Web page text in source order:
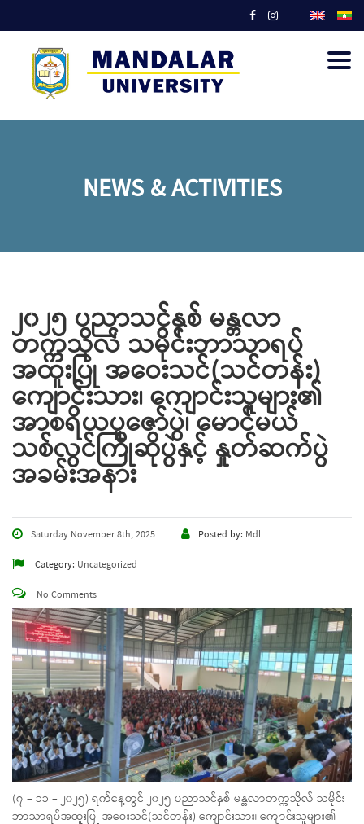
NEWS & ACTIVITIES
၂၀၂၅ ပညာသင်နှစ် မန္တလာ
တက္ကသိုလ် သမိုင်းဘာသာရပ်
အထူးပြု အဝေးသင်(သင်တန်း)
ကျောင်းသား၊ ကျောင်းသူများ၏
အာစရိယပူဇော်ပွဲ၊ မောင်မယ်
သစ်လွင်ကြိုဆိုပွဲနှင့် နှုတ်ဆက်ပွဲ
အခမ်းအနား
Saturday November 8th, 2025 Posted by: Mdl
Category: Uncategorized
No Comments
(၇ – ၁၁ – ၂၀၂၅) ရက်နေ့တွင် ၂၀၂၅ ပညာသင်နှစ် မန္တလာတက္ကသိုလ် သမိုင်း
ဘာသာရပ်အထူးပြု အဝေးသင်(သင်တန်း) ကျောင်းသား၊ ကျောင်းသူများ၏